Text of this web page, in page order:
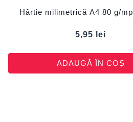
Hârtie milimetrică A4 80 g/
5,95 lei
ADAUGĂ ÎN COȘ